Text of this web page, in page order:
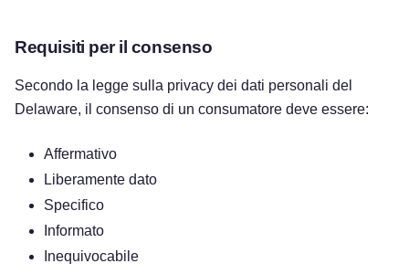
Requisiti per il consenso
Secondo la legge sulla privacy dei dati personali del
Delaware, il consenso di un consumatore deve essere:
Affermativo
Liberamente dato
Specifico
Informato
Inequivocabile